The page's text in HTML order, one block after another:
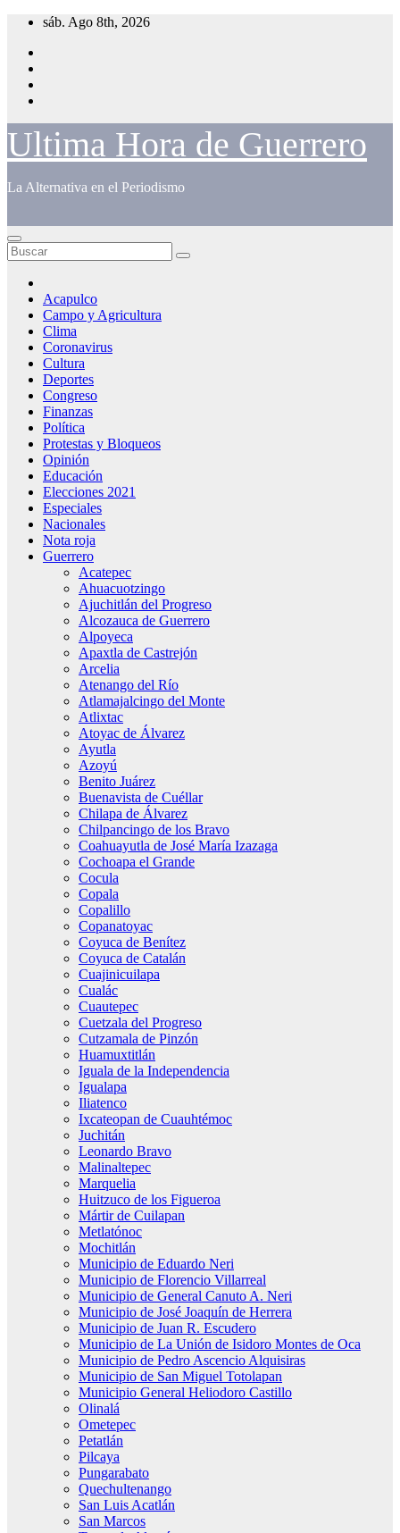
Saltar
contenido
sáb. Ago 8th, 2026
Ultima Hora de Guerrero
La Alternativa en el Periodismo
Acapulco
Campo y Agricultura
Clima
Coronavirus
Cultura
Deportes
Congreso
Finanzas
Política
Protestas y Bloqueos
Opinión
Educación
Elecciones 2021
Especiales
Nacionales
Nota roja
Guerrero
Acatepec
Ahuacuotzingo
Ajuchitlán del Progreso
Alcozauca de Guerrero
Alpoyeca
Apaxtla de Castrejón
Arcelia
Atenango del Río
Atlamajalcingo del Monte
Atlixtac
Atoyac de Álvarez
Ayutla
Azoyú
Benito Juárez
Buenavista de Cuéllar
Chilapa de Álvarez
Chilpancingo de los Bravo
Coahuayutla de José María Izazaga
Cochoapa el Grande
Cocula
Copala
Copalillo
Copanatoyac
Coyuca de Benítez
Coyuca de Catalán
Cuajinicuilapa
Cualác
Cuautepec
Cuetzala del Progreso
Cutzamala de Pinzón
Huamuxtitlán
Iguala de la Independencia
Igualapa
Iliatenco
Ixcateopan de Cuauhtémoc
Juchitán
Leonardo Bravo
Malinaltepec
Marquelia
Huitzuco de los Figueroa
Mártir de Cuilapan
Metlatónoc
Mochitlán
Municipio de Eduardo Neri
Municipio de Florencio Villarreal
Municipio de General Canuto A. Neri
Municipio de José Joaquín de Herrera
Municipio de Juan R. Escudero
Municipio de La Unión de Isidoro Montes de Oca
Municipio de Pedro Ascencio Alquisiras
Municipio de San Miguel Totolapan
Municipio General Heliodoro Castillo
Olinalá
Ometepec
Petatlán
Pilcaya
Pungarabato
Quechultenango
San Luis Acatlán
San Marcos